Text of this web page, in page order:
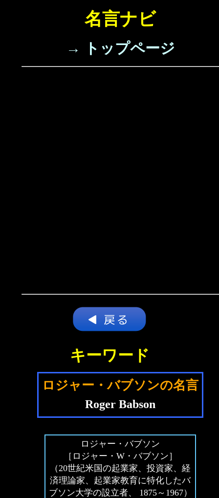
名言ナビ
→ トップページ
キーワード
ロジャー・バブソンの名言
Roger Babson
ロジャー・バブソン
［ロジャー・W・バブソン］
（20世紀米国の起業家、投資家、経
済理論家、起業家教育に特化したバ
ブソン大学の設立者、 1875～1967）